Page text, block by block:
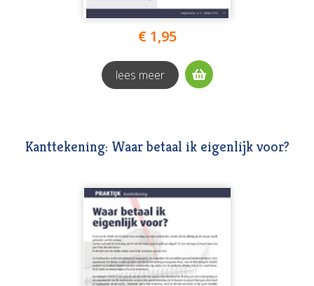
€ 1,95
lees meer
Kanttekening: Waar betaal ik eigenlijk voor?